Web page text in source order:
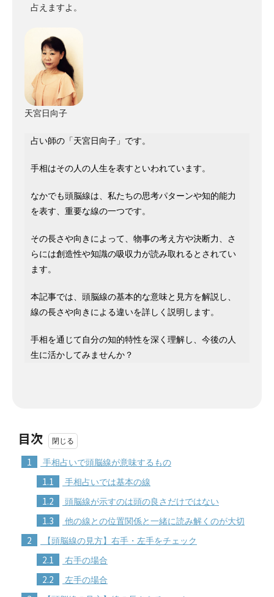
占えますよ。
天宮日向子
占い師の「天宮日向子」です。
手相はその人の人生を表すといわれています。
なかでも頭脳線は、私たちの思考パターンや知的能力
を表す、重要な線の一つです。
その長さや向きによって、物事の考え方や決断力、さ
らには創造性や知識の吸収力が読み取れるとされてい
ます。
本記事では、頭脳線の基本的な意味と見方を解説し、
線の長さや向きによる違いを詳しく説明します。
手相を通じて自分の知的特性を深く理解し、今後の人
生に活かしてみませんか？
目次
1 手相占いで頭脳線が意味するもの
1.1 手相占いでは基本の線
1.2 頭脳線が示すのは頭の良さだけではない
1.3 他の線との位置関係と一緒に読み解くのが大切
2 【頭脳線の見方】右手・左手をチェック
2.1 右手の場合
2.2 左手の場合